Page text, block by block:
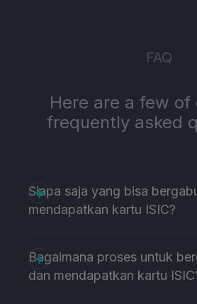
FAQ
Here are a few of
frequently asked
Siapa saja yang bisa
mendapatkan kartu ISIC?
Bagaimana proses untuk
dan mendapatkan kartu